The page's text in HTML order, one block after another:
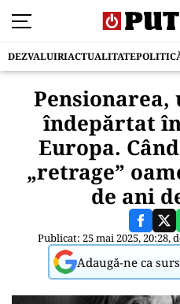
DEZVALUIRIACTUALITATE
îndepărtat
Europa.
„retrage”
de ani
Publicat: 25 mai 2025, 20:28,
Adaugă-ne ca